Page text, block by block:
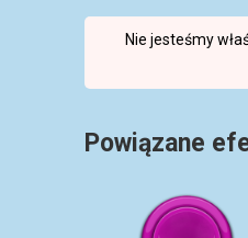
Nie jesteśmy
Powiązane